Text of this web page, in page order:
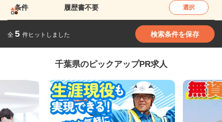
条件 履歴書不要 選択
全 5 件ヒットしました 検索条件を保存
千葉県のピックアップPR求人